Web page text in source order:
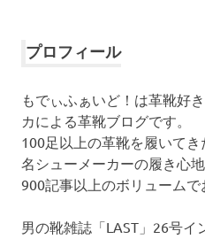
イ
プロフィール
もでぃふぁいど！は革靴好
カによる革靴ブログです。
100足以上の革靴を履いて
名シューメーカーの履き心
900記事以上のボリュームで
男の靴雑誌「LAST」26号イ